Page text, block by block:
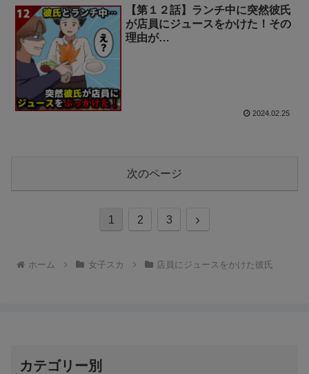
【第１２話】ランチ中に突然彼氏
が店員にジュースをかけた！その
理由が…
2024.02.25
次のページ
1 2 3
次
ホーム 女子スカ 店員にジュースをかけた彼氏
カテゴリー別